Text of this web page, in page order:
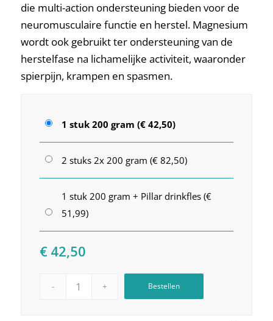
die multi-action ondersteuning bieden voor de
neuromusculaire functie en herstel. Magnesium
wordt ook gebruikt ter ondersteuning van de
herstelfase na lichamelijke activiteit, waaronder
spierpijn, krampen en spasmen.
1 stuk 200 gram (€ 42,50)
2 stuks 2x 200 gram (€ 82,50)
1 stuk 200 gram + Pillar drinkfles (€
51,99)
€ 42,50
Bestellen